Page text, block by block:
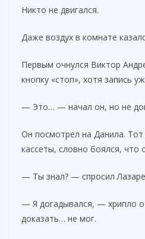
Никто не двигался.
Даже воздух в комнате
Первым очнулся Виктор
кнопку «стоп», хотя запись
— Это… — начал он, но не
Он посмотрел на Данила. Тот
кассеты, словно боялся, что
— Ты знал? — спросил
— Я догадывался, — хрипло
доказать… не мог.